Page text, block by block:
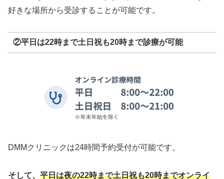
好きな場所から受診することが可能です。
②平日は22時まで土日祝も20時まで診療が可能
DMMクリニックは24時間予約受付が可能です。
そして、 平日は夜の22時まで土日祝も20時までオンライ